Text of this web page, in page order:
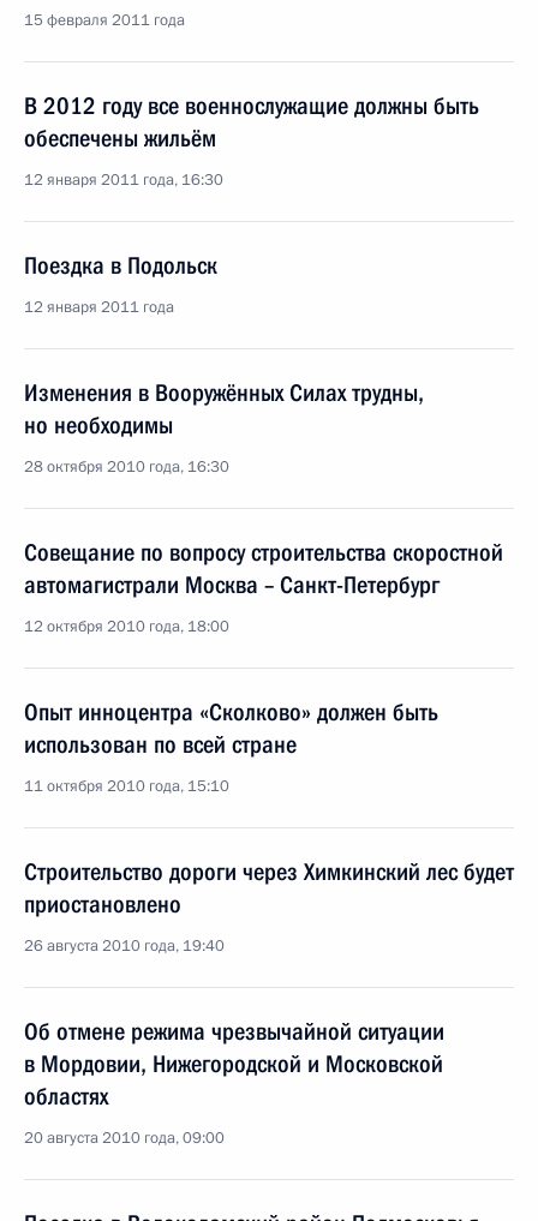
15 февраля 2011 года
В 2012 году все военнослужащие должны быть
обеспечены жильём
12 января 2011 года, 16:30
Поездка в Подольск
12 января 2011 года
Изменения в Вооружённых Силах трудны,
но необходимы
28 октября 2010 года, 16:30
Совещание по вопросу строительства скоростной
автомагистрали Москва – Санкт-Петербург
12 октября 2010 года, 18:00
Опыт инноцентра «Сколково» должен быть
использован по всей стране
11 октября 2010 года, 15:10
Строительство дороги через Химкинский лес будет
приостановлено
26 августа 2010 года, 19:40
Об отмене режима чрезвычайной ситуации
в Мордовии, Нижегородской и Московской
областях
20 августа 2010 года, 09:00